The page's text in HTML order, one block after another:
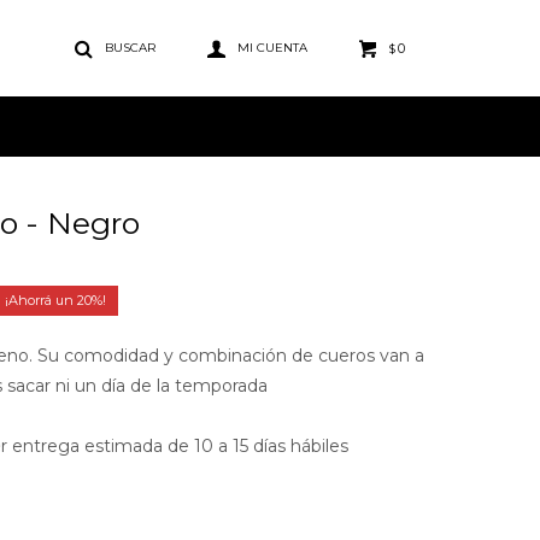
$0
- Negro
20
Su comodidad y combinación de cueros van a
ni un día de la temporada
entrega estimada de 10 a 15 días hábiles